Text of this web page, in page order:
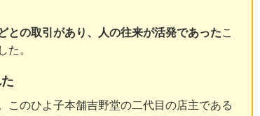
との取引があり、人の往来が活発であったこ
た。
このひよ子本舗吉野堂の二代目の店主である